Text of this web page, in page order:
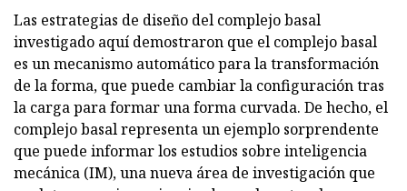
Las estrategias de diseño del complejo basal
investigado aquí demostraron que el complejo basal
es un mecanismo automático para la transformación
de la forma, que puede cambiar la configuración tras
la carga para formar una forma curvada. De hecho, el
complejo basal representa un ejemplo sorprendente
que puede informar los estudios sobre inteligencia
mecánica (IM), una nueva área de investigación que